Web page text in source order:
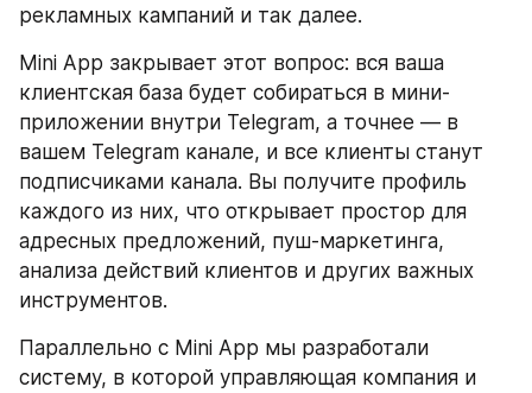
рекламных кампаний и так далее.
Mini App закрывает этот вопрос: вся ваша
клиентская база будет собираться в мини-
приложении внутри Telegram, а точнее — в
вашем Telegram канале, и все клиенты станут
подписчиками канала. Вы получите профиль
каждого из них, что открывает простор для
адресных предложений, пуш-маркетинга,
анализа действий клиентов и других важных
инструментов.
Параллельно с Mini App мы разработали
систему, в которой управляющая компания и